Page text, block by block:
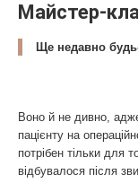
Майстер-
Ще недавно
Воно й не дивно,
пацієнту на
потрібен тільки для
відбувалося після